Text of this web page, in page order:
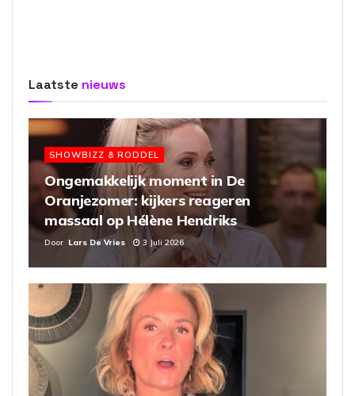
Laatste nieuws
SHOWBIZZ & RODDEL
Ongemakkelijk moment in De
Oranjezomer: kijkers reageren
massaal op Hélène Hendriks
Door Lars De Vries 3 Juli 2026